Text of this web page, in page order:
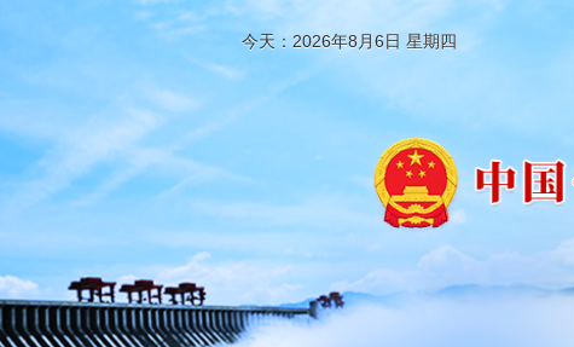
今天：2026年8月6日 星期四